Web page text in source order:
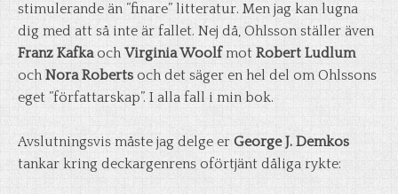
stimulerande än ”finare” litteratur. Men jag kan lugna
dig med att så inte är fallet. Nej då, Ohlsson ställer även
Franz Kafkaoch Virginia Woolfmot Robert Ludlum
och Nora Roberts och det säger en hel del om Ohlssons
eget ”författarskap”. I alla fall i min bok.
Avslutningsvis måste jag delge er George J. Demkos
tankar kring deckargenrens oförtjänt dåliga rykte: